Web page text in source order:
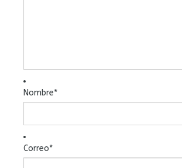
Nombre*
Correo*